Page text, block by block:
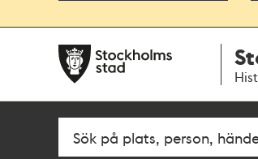
navigationen
huvudinnehållet
Fritextsök